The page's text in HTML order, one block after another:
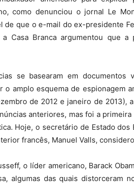
Sindicato
Nacional
dos
como denunciou o jornal Le
de que o e-mail do ex-presidente
a Casa Branca argumentou que
se basearam em documentos
o amplo esquema de espionagem
de 2012 e janeiro de 2013),
anteriores, mas foi a
Hoje, o secretário de Estado
francês, Manuel Valls,
o líder americano, Barack
algumas das quais distorceram